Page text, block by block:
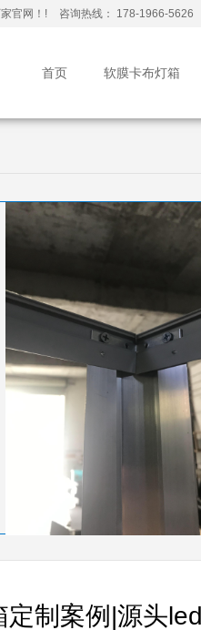
官网！! 咨询热线： 178-1966-5626
首页 软膜卡布灯箱
定制案例|源头